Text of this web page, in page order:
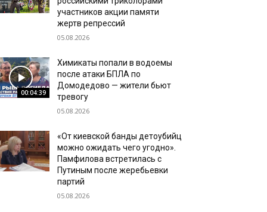
участников акции памяти
жертв репрессий
05.08.2026
00:04:39
Химикаты попали в водоемы
после атаки БПЛА по
Домодедово — жители бьют
тревогу
05.08.2026
«От киевской банды детоубийц
можно ожидать чего угодно».
Памфилова встретилась с
Путиным после жеребьевки
партий
05.08.2026